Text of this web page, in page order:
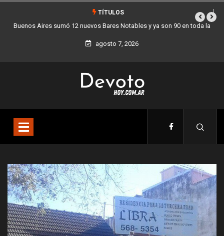
TÍTULOS
toda la Los stands móviles de la Ciudad llegan esta semana a Villa
agosto 7, 2026